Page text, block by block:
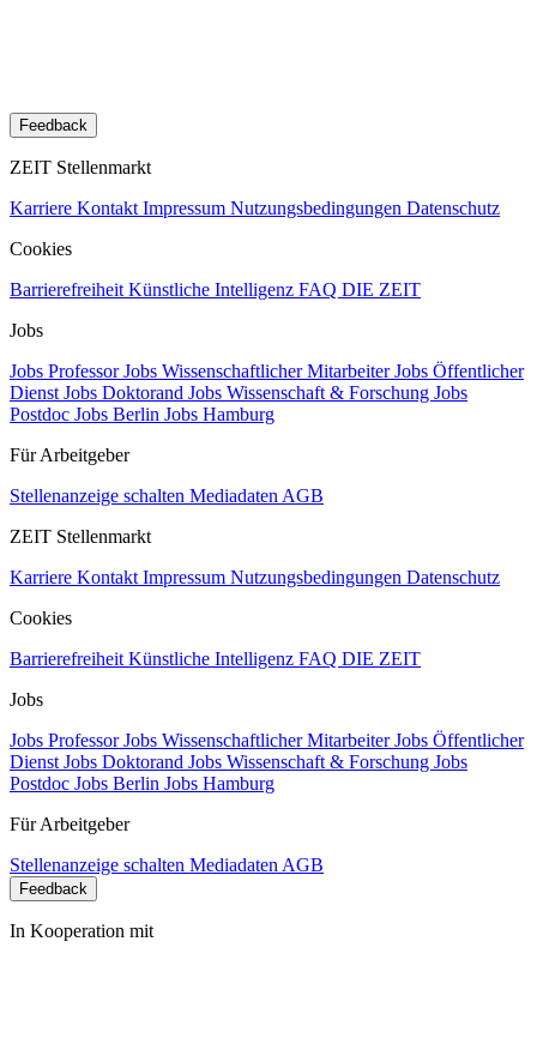
Feedback
ZEIT Stellenmarkt
Karriere Kontakt Impressum Nutzungsbedingungen Datenschutz
Cookies
Barrierefreiheit Künstliche Intelligenz FAQ DIE ZEIT
Jobs
Jobs ProfessorJobs Wissenschaftlicher MitarbeiterJobs Öffentlicher
Dienst Jobs Doktorand Jobs Wissenschaft & Forschung Jobs
Postdoc Jobs Berlin Jobs Hamburg
Für Arbeitgeber
Stellenanzeige schalten Mediadaten AGB
ZEIT Stellenmarkt
Karriere Kontakt Impressum Nutzungsbedingungen Datenschutz
Cookies
Barrierefreiheit Künstliche Intelligenz FAQ DIE ZEIT
Jobs
Jobs ProfessorJobs Wissenschaftlicher MitarbeiterJobs Öffentlicher
Dienst Jobs Doktorand Jobs Wissenschaft & Forschung Jobs
Postdoc Jobs Berlin Jobs Hamburg
Für Arbeitgeber
Stellenanzeige schalten Mediadaten AGB
Feedback
In Kooperation mit